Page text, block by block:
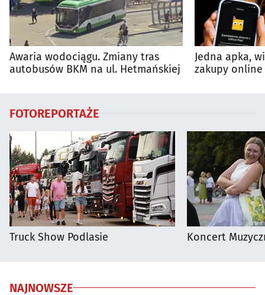
Awaria wodociągu. Zmiany tras
autobusów BKM na ul. Hetmańskiej
Jedna apka,
zakupy online
FOTOREPORTAŻE
Truck Show Podlasie Koncert
NAJNOWSZE